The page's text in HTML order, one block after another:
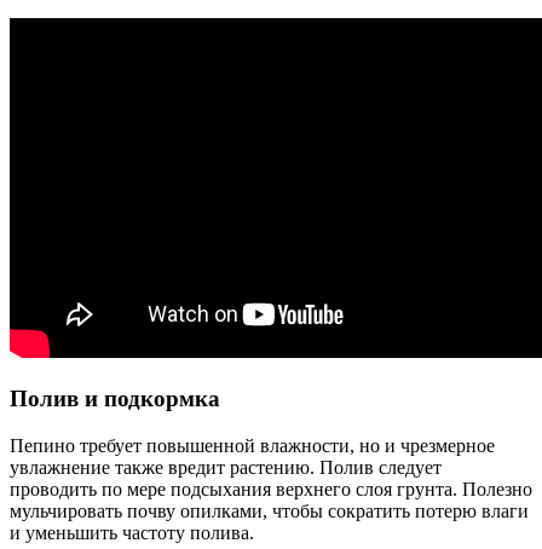
Полив и подкормка
Пепино требует повышенной влажности, но и чрезмерное
увлажнение также вредит растению. Полив следует
проводить по мере подсыхания верхнего слоя грунта. Полезно
мульчировать почву опилками, чтобы сократить потерю влаги
и уменьшить частоту полива.